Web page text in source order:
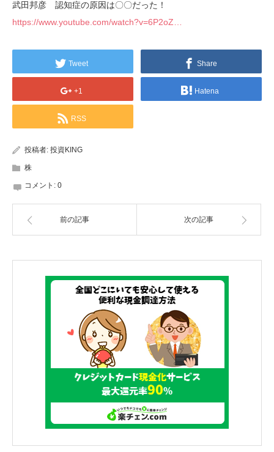
武田邦彦 認知症の原因は〇〇だった！
https://www.youtube.com/watch?v=6P2oZ…
Tweet Share
+1 Hatena
RSS
投稿者: 投資KING
株
コメント: 0
前の記事 次の記事